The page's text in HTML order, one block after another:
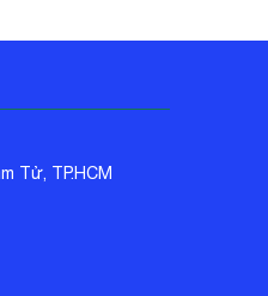
Tử, TP.HCM